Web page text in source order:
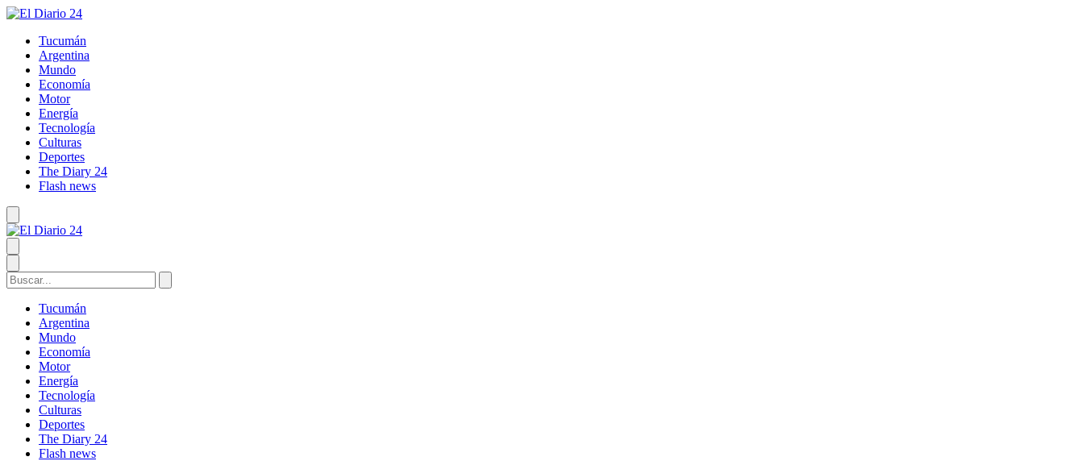
Tucumán
Argentina
Mundo
Economía
Motor
Energía
Tecnología
Culturas
Deportes
The Diary 24
Flash news
Tucumán
Argentina
Mundo
Economía
Motor
Energía
Tecnología
Culturas
Deportes
The Diary 24
Flash news